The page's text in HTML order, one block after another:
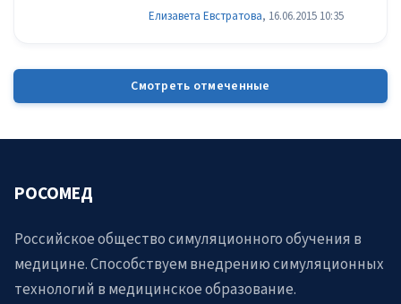
Елизавета Евстратова, 16.06.2015 10:35
Смотреть отмеченные
РОСОМЕД
Российское общество симуляционного обучения в
медицине. Способствуем внедрению симуляционных
технологий в медицинское образование.